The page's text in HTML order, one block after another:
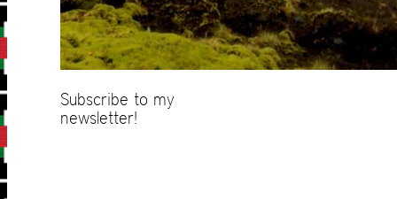
Subscribe to my
newsletter!